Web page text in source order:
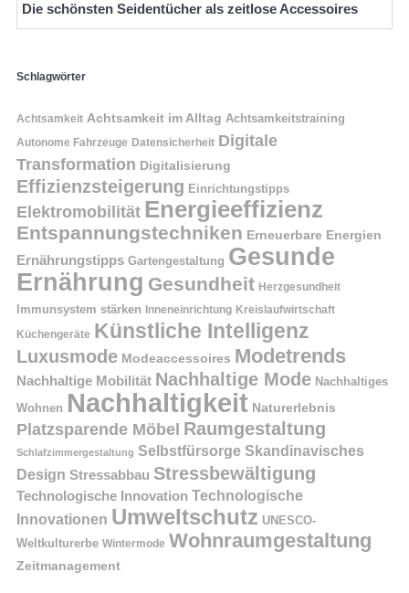
Die schönsten Seidentücher als zeitlose Accessoires
Schlagwörter
Achtsamkeit Achtsamkeit im Alltag Achtsamkeitstraining
Autonome Fahrzeuge Datensicherheit Digitale
Transformation Digitalisierung
Effizienzsteigerung Einrichtungstipps
Elektromobilität Energieeffizienz
Entspannungstechniken Erneuerbare Energien
Ernährungstipps Gartengestaltung Gesunde
Ernährung Gesundheit Herzgesundheit
Immunsystem stärken Inneneinrichtung Kreislaufwirtschaft
Küchengeräte Künstliche Intelligenz
Luxusmode Modeaccessoires Modetrends
Nachhaltige Mobilität Nachhaltige Mode Nachhaltiges
Wohnen Nachhaltigkeit Naturerlebnis
Platzsparende Möbel Raumgestaltung
Schlafzimmergestaltung Selbstfürsorge Skandinavisches
Design Stressabbau Stressbewältigung
Technologische Innovation Technologische
Innovationen Umweltschutz UNESCO-
Weltkulturerbe Wintermode Wohnraumgestaltung
Zeitmanagement